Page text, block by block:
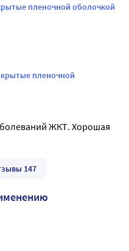
пленочной оболочкой
пленочной
ЖКТ. Хорошая
147